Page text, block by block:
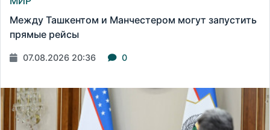
Между Ташкентом и Манчестером могут запустить
прямые рейсы
07.08.2026 20:36 0